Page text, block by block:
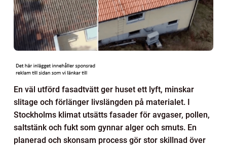
En väl utförd fasadtvätt ger huset ett lyft, minskar
slitage och förlänger livslängden på materialet. I
Stockholms klimat utsätts fasader för avgaser, pollen,
saltstänk och fukt som gynnar alger och smuts. En
planerad och skonsam process gör stor skillnad över